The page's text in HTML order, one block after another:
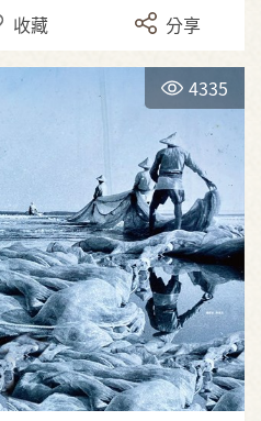
收藏 分享
4335